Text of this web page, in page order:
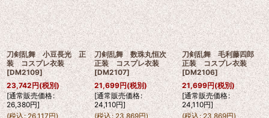
刀剣乱舞 小豆長光 正
装 コスプレ衣装
[DM2109]
23,742円(税別)
[通常販売価格:
26,380円]
(税込: 26,117円)
刀剣乱舞 数珠丸恒次
正装 コスプレ衣装
[DM2107]
21,699円(税別)
[通常販売価格:
24,110円]
(税込: 23,869円)
刀剣乱舞 毛利藤四郎
正装 コスプレ衣装
[DM2106]
21,699円(税別)
[通常販売価格:
24,110円]
(税込: 23,869円)